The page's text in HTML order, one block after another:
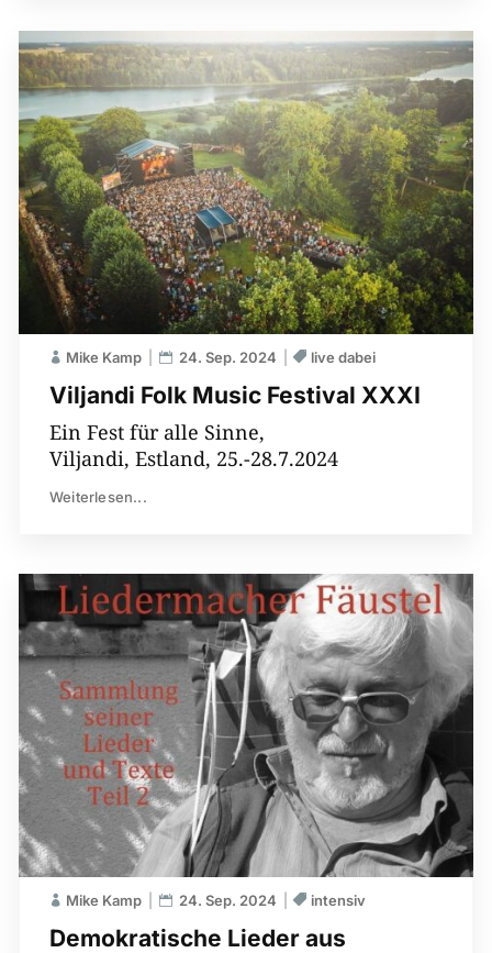
Viljandi Folk Music Festival XXXI
Mike Kamp 24. Sep. 2024 live dabei
Ein Fest für alle Sinne,
Viljandi, Estland, 25.-28.7.2024
Weiterlesen...
Demokratische Lieder aus
Mike Kamp 24. Sep. 2024 intensiv